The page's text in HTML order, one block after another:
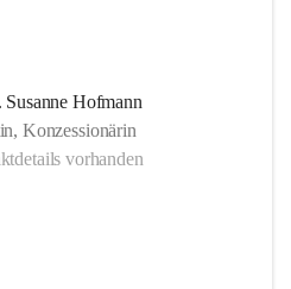
Hofmann
Konzessionärin
vorhanden